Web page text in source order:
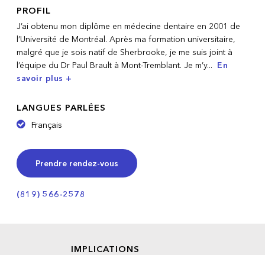
PROFIL
J’ai obtenu mon diplôme en médecine dentaire en 2001 de
l’Université de Montréal. Après ma formation universitaire,
malgré que je sois natif de Sherbrooke, je me suis joint à
l’équipe du Dr Paul Brault à Mont-Tremblant. Je m’y...
En
savoir plus +
LANGUES PARLÉES
Français
Prendre rendez-vous
(819) 566-2578
IMPLICATIONS